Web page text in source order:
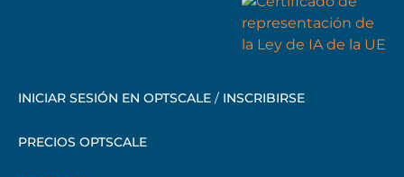
INICIAR SESIÓN EN OPTSCALE / INSCRIBIRSE
PRECIOS OPTSCALE